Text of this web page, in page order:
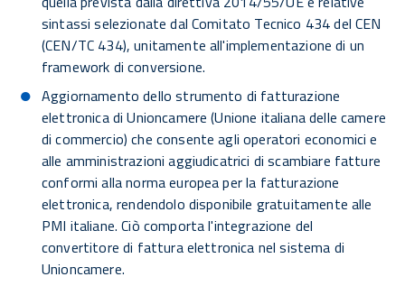
sintassi selezionate dal Comitato Tecnico 434 del CEN
(CEN/TC 434), unitamente all'implementazione di un
framework di conversione.
Aggiornamento dello strumento di fatturazione
elettronica di Unioncamere (Unione italiana delle camere
di commercio) che consente agli operatori economici e
alle amministrazioni aggiudicatrici di scambiare fatture
conformi alla norma europea per la fatturazione
elettronica, rendendolo disponibile gratuitamente alle
PMI italiane. Ciò comporta l'integrazione del
convertitore di fattura elettronica nel sistema di
Unioncamere.